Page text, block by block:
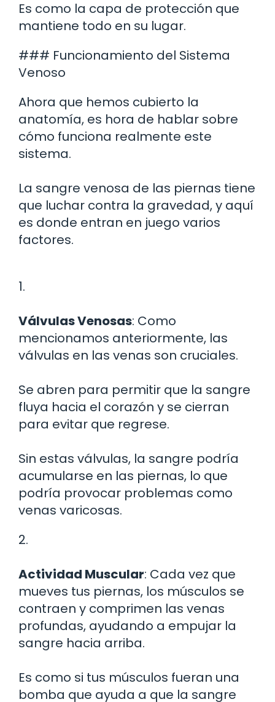
Es como la capa de protección que
mantiene todo en su lugar.
### Funcionamiento del Sistema
Venoso
Ahora que hemos cubierto la
anatomía, es hora de hablar sobre
cómo funciona realmente este
sistema.
La sangre venosa de las piernas tiene
que luchar contra la gravedad, y aquí
es donde entran en juego varios
factores.
1.
Válvulas Venosas: Como
mencionamos anteriormente, las
válvulas en las venas son cruciales.
Se abren para permitir que la sangre
fluya hacia el corazón y se cierran
para evitar que regrese.
Sin estas válvulas, la sangre podría
acumularse en las piernas, lo que
podría provocar problemas como
venas varicosas.
2.
Actividad Muscular: Cada vez que
mueves tus piernas, los músculos se
contraen y comprimen las venas
profundas, ayudando a empujar la
sangre hacia arriba.
Es como si tus músculos fueran una
bomba que ayuda a que la sangre